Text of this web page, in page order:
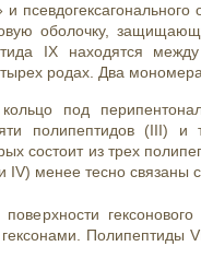
оболочку,
IX находятся
родах. Два
под
полипептидов (III)
состоит из трех
IV) менее тесно связаны
Полипептиды